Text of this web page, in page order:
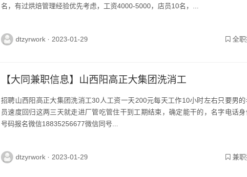
名，有过烘焙管理经验优先考虑，工资4000-5000，店员10名，...
dtzyrwork · 2023-01-29 全
【大同兼职信息】山西阳高正大集团洗消工
招聘山西阳高正大集团洗消工30人工资一天200元每天工作10小时左右只要男的
员速度回归这两三天就走进厂管吃管住干到工期结束，确定能干的，名字电话
号码报名微信18835256677微信同号...
dtzyrwork · 2023-01-29 兼